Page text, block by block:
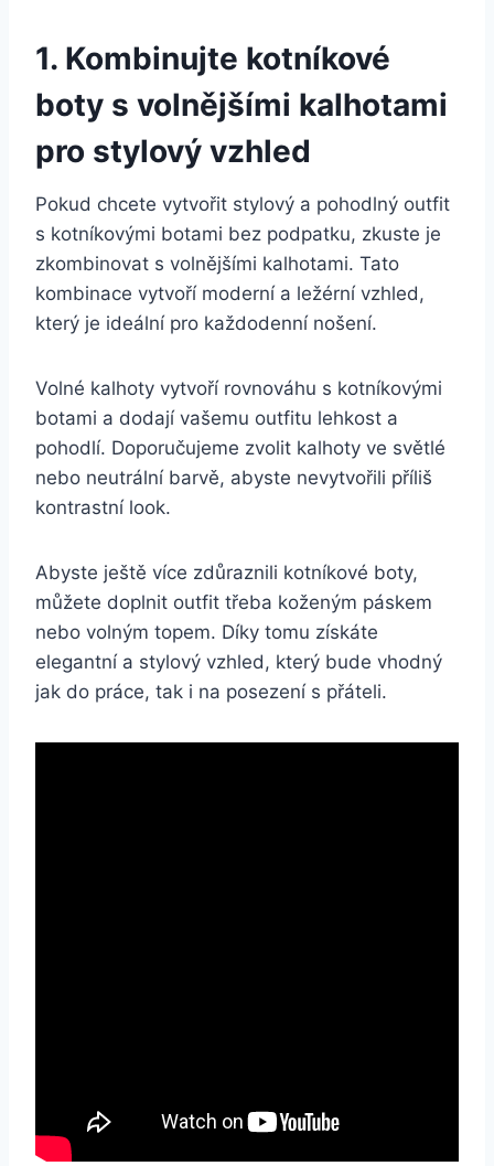
1. Kombinujte kotníkové
boty s volnějšími kalhotami
pro stylový vzhled
Pokud chcete vytvořit ‍stylový‌ a ⁣pohodlný outfit
s kotníkovými botami bez podpatku, zkuste je
zkombinovat s volnějšími kalhotami. Tato
kombinace vytvoří moderní a ležérní vzhled,
‌který je ideální⁢ pro každodenní nošení.
Volné kalhoty vytvoří rovnováhu‌ s kotníkovými
botami ‌a ⁤dodají ‌vašemu outfitu lehkost ⁣a
pohodlí.‌ Doporučujeme zvolit kalhoty ⁢ve světlé
nebo neutrální barvě, abyste​ nevytvořili příliš
kontrastní look.
Abyste ještě více zdůraznili kotníkové boty,
můžete doplnit outfit třeba koženým páskem
nebo volným topem.⁤ Díky tomu získáte
elegantní a stylový vzhled, který bude vhodný
jak do práce, tak ⁤i na posezení s přáteli.